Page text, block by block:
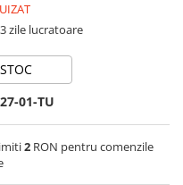
zile lucratoare
01-TU
2RON pentru comenzile